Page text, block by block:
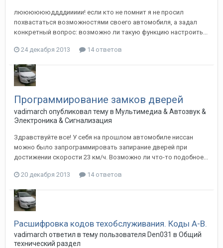
лююююююддддиииии! если кто не помнит я не просил
похвастаться возможностями своего автомобиля, а задал
конкретный вопрос: возможно ли такую функцию настроить...
24 декабря 2013 14 ответов
Программирование замков дверей
vadimarch опубликовал тему в Мультимедиа & Автозвук &
Электроника & Сигнализация
Здравствуйте все! У себя на прошлом автомобиле ниссан
можно было запрограммировать запирание дверей при
достижении скорости 23 км/ч. Возможно ли что-то подобное...
20 декабря 2013 14 ответов
Расшифровка кодов техобслуживания. Коды А-В.
vadimarch ответил в тему пользователя Den031 в Общий
технический раздел